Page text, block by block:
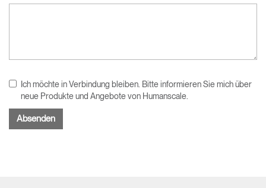
Ich möchte in Verbindung bleiben. Bitte informieren Sie mich über
neue Produkte und Angebote von Humanscale.